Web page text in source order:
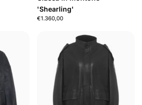
'Shearling'
€1.360,00